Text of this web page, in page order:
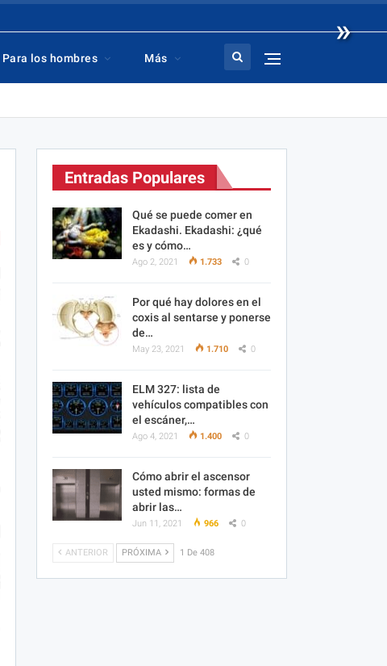
»
Para los hombres Más
Entradas Populares
Qué se puede comer en
Ekadashi. Ekadashi: ¿qué
es y cómo…
Ago 2, 2021 1.733 0
Por qué hay dolores en el
coxis al sentarse y ponerse
de…
May 23, 2021 1.710 0
ELM 327: lista de
vehículos compatibles con
el escáner,…
Ago 4, 2021 1.400 0
Cómo abrir el ascensor
usted mismo: formas de
abrir las…
Jun 11, 2021 966 0
ANTERIOR PRÓXIMA 1 De 408